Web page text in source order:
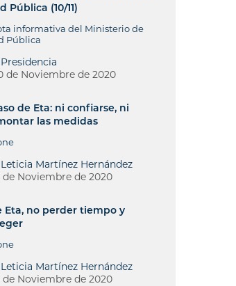
Pública (10/11)
Presidencia
de Noviembre de 2020
de Eta: ni confiarse, ni
las medidas
Leticia Martínez Hernández
de Noviembre de 2020
Eta, no perder tiempo y
Leticia Martínez Hernández
de Noviembre de 2020